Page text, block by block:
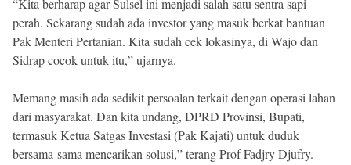
“Kita berharap agar Sulsel ini menjadi salah satu sentra sapi
perah. Sekarang sudah ada investor yang masuk berkat bantuan
Pak Menteri Pertanian. Kita sudah cek lokasinya, di Wajo dan
Sidrap cocok untuk itu,” ujarnya.
Memang masih ada sedikit persoalan terkait dengan operasi lahan
dari masyarakat. Dan kita undang, DPRD Provinsi, Bupati,
termasuk Ketua Satgas Investasi (Pak Kajati) untuk duduk
bersama-sama mencarikan solusi,” terang Prof Fadjry Djufry.